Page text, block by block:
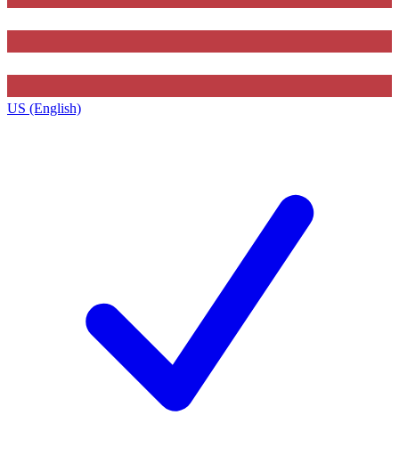
US (English)